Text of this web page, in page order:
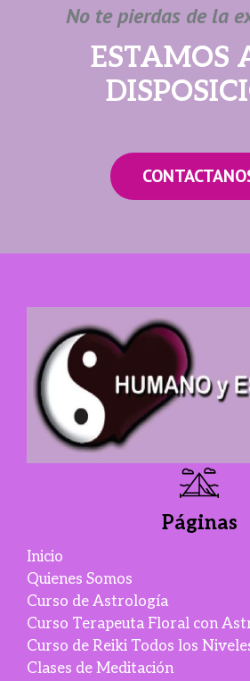
No te pierdas de la
ESTAMOS
Páginas
Inicio
Quienes Somos
Curso de Astrología
Curso Terapeuta Floral con
Curso de Reiki Todos los
Clases de Meditación